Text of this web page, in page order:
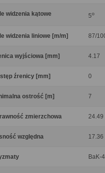
widzenia kątowe 5o
widzenia liniowe [m/m] 87/
wyjściowa [mm] 4.17
źrenicy [mm] 0
ostrość [m] 7
zmierzchowa 24.49
względna 17.36
BaK-